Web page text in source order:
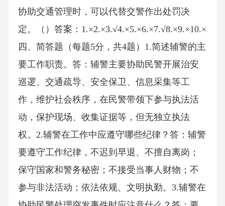
协助交通管理时，可以代替交警作出处罚决
定。（）答案：1.×2.×3.√4.×5.×6.×7.√8.×9.×10.×
四、简答题（每题5分，共4题）1.简述辅警的主
要工作职责。答：辅警主要协助民警开展治安
巡逻、交通疏导、安全保卫、信息采集等工
作，维护社会秩序，在民警带领下参与执法活
动，保护现场、收集证据等，但无独立执法
权。2.辅警在工作中应遵守哪些纪律？答：辅警
要遵守工作纪律，不迟到早退、不擅自离岗；
保守国家和警务秘密；不接受当事人财物；不
参与非法活动；依法依规、文明执勤。3.辅警在